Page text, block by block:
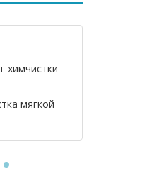
химчистки
мягкой